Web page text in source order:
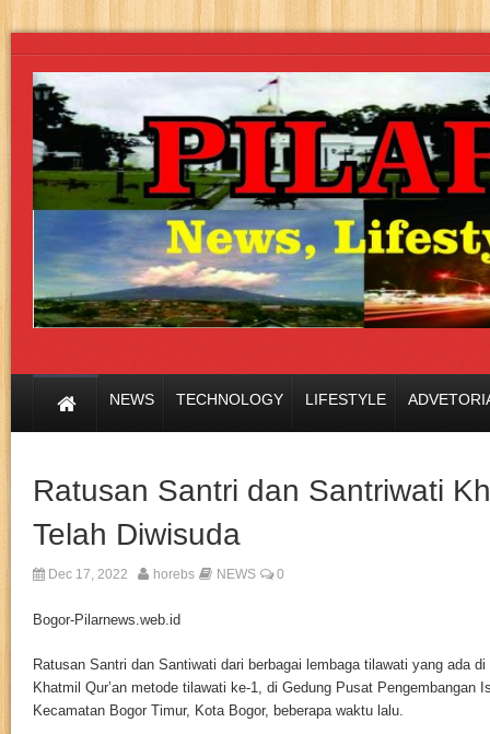
NEWS TECHNOLOGY LIFESTYLE
Ratusan Santri dan Santriwati
Telah Diwisuda
Dec 17, 2022 horebs NEWS 0
Bogor-Pilarnews.web.id
Ratusan Santri dan Santiwati dari berbagai lembaga tilawati yang ada
Khatmil Qur’an metode tilawati ke-1, di Gedung Pusat Pengembangan
Kecamatan Bogor Timur, Kota Bogor, beberapa waktu lalu.